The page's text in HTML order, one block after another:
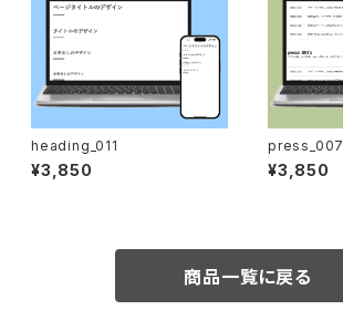
heading_011
¥3,850
press_007
¥3,850
商品一覧に戻る